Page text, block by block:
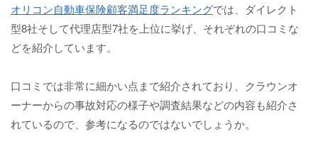
オリコン自動車保険顧客満足度ランキングでは、ダイレクト
型8社そして代理店型7社を上位に挙げ、それぞれの口コミな
どを紹介しています。
口コミでは非常に細かい点まで紹介されており、クラウンオ
ーナーからの事故対応の様子や調査結果などの内容も紹介さ
れているので、参考になるのではないでしょうか。